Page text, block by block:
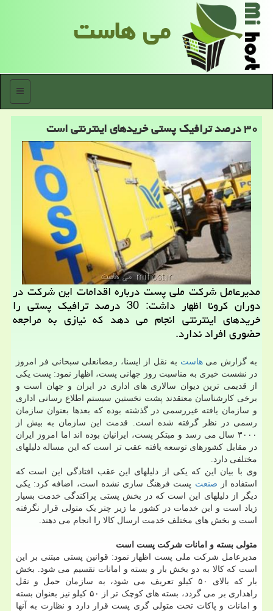
می هاست
منو
۳۰ درصد ترافیك پستی خریدهای اینترنتی است
مدیرعامل شركت ملی پست درباره اقدامات این شركت در
دوران كرونا اظهار داشت: 30 درصد ترافیك پستی را
خریدهای اینترنتی انجام می دهد كه نیازی به مراجعه
حضوری افراد ندارد.
به گزارش میهاست به نقل از ایسنا، رمضانعلی سبحانی فر امروز
در نشست خبری به مناسبت روز جهانی پست، اظهار نمود: پست یکی
از قدیمی ترین دیوان سالاری های اداری در ایران و جهان است و
برخی کارشناسان معتقدند پشت نخستین سیستم اطلاع رسانی اداری
و سازمان یافته غیررسمی در گذشته بوده که بعدها بعنوان سازمان
رسمی در نظر گرفته شده است. قدمت این سازمان به بیش از
۳۰۰۰ سال می رسد و مبتکر پست، ایرانیان بوده اند اما امروز ایران
در مقابل کشورهای توسعه یافته عقب تر است که این مساله دلیلهای
مختلفی دارد.
وی با بیان این که یکی از دلیلهای این عقب افتادگی این است که
استفاده از صنعت پست فرهنگ سازی نشده است، اضافه کرد: یکی
دیگر از دلیلهای این است که در بخش پستی پراکندگی خدمت بسیار
زیاد است و این خدمات در کشور ما زیر چتر یک متولی قرار نگرفته
است و بخش های مختلف خدمت ارسال کالا را انجام می دهند.
متولی بسته و امانات شرکت پست است
مدیرعامل شرکت ملی پست اظهار نمود: قوانین پستی مبتنی بر این
است که کالا به دو بخش بار و بسته و امانات تقسیم می شود. بخش
بار که بالای ۵۰ کیلو تعریف می شود، به سازمان حمل و نقل
راهداری بر می گردد، بسته های کوچک تر از ۵۰ کیلو نیز بعنوان بسته
و امانات و پاکات تحت متولی گری پست قرار دارد و نظارت به آنها